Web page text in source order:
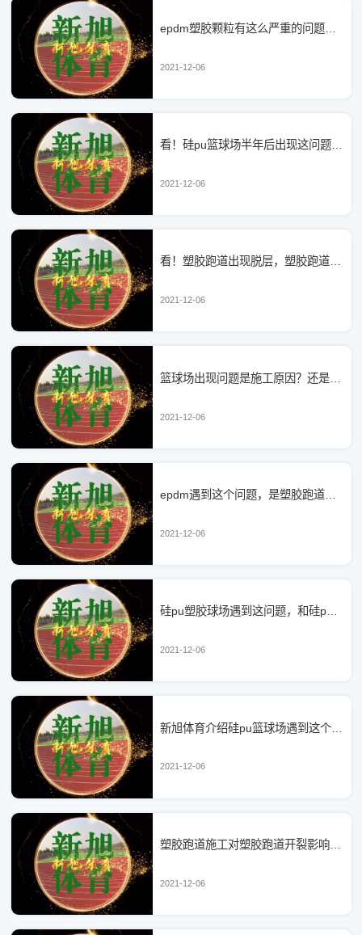
2021-12-06
2021-12-06
看！塑胶跑道出现脱层，塑胶跑道材料厂家和塑胶跑道施工谁的问题
2021-12-06
篮球场出现问题是施工原因？还是硅pu篮球场多少钱一平方的价格
2021-12-06
epdm遇到这个问题，是塑胶跑道施工还是epdm跑道多少钱一平方有关
2021-12-06
硅pu塑胶球场遇到这问题，和硅pu塑胶跑道多少钱一平方可没关系了
2021-12-06
新旭体育介绍硅pu篮球场遇到这个棘手问题，两招解决，硅pu篮球场施工还是要专业
2021-12-06
塑胶跑道施工对塑胶跑道开裂影响真大，和塑胶跑道价格有关吗？
2021-12-06